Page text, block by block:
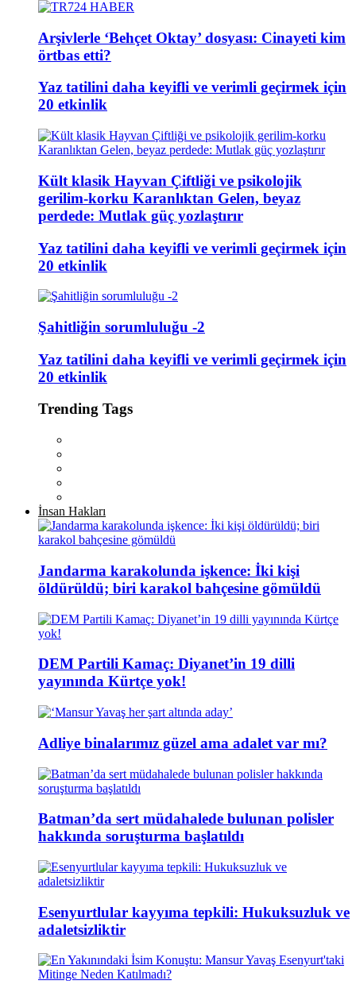
Arşivlerle ‘Behçet Oktay’ dosyası: Cinayeti kim
örtbas etti?
Yaz tatilini daha keyifli ve verimli geçirmek için
20 etkinlik
Kült klasik Hayvan Çiftliği ve psikolojik
gerilim-korku Karanlıktan Gelen, beyaz
perdede: Mutlak güç yozlaştırır
Yaz tatilini daha keyifli ve verimli geçirmek için
20 etkinlik
Şahitliğin sorumluluğu -2
Yaz tatilini daha keyifli ve verimli geçirmek için
20 etkinlik
Trending Tags
İnsan Hakları
Jandarma karakolunda işkence: İki kişi
öldürüldü; biri karakol bahçesine gömüldü
DEM Partili Kamaç: Diyanet’in 19 dilli
yayınında Kürtçe yok!
Adliye binalarımız güzel ama adalet var mı?
Batman’da sert müdahalede bulunan polisler
hakkında soruşturma başlatıldı
Esenyurtlular kayyıma tepkili: Hukuksuzluk ve
adaletsizliktir